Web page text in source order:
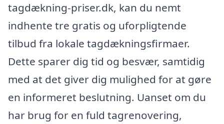
tagdækning-priser.dk, kan du nemt
indhente tre gratis og uforpligtende
tilbud fra lokale tagdækningsfirmaer.
Dette sparer dig tid og besvær, samtidig
med at det giver dig mulighed for at gøre
en informeret beslutning. Uanset om du
har brug for en fuld tagrenovering,